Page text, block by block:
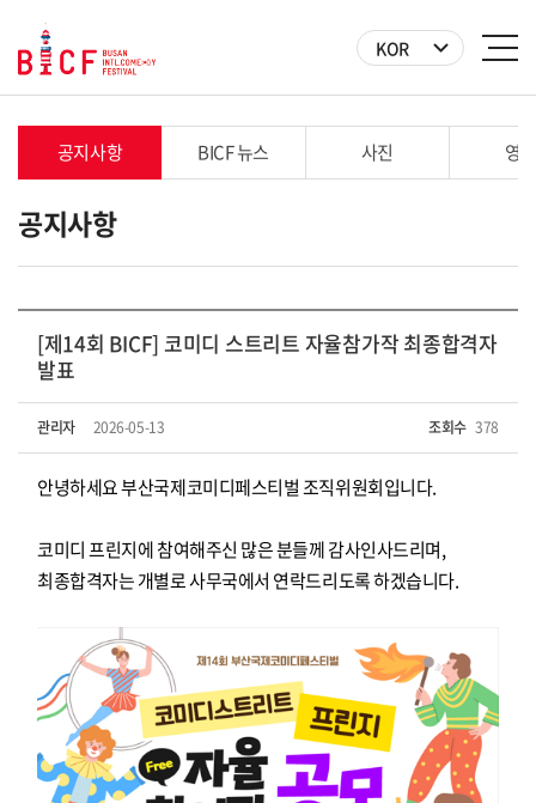
KOR
공지사항 BICF 뉴스 사진 영
공지사항
[제14회 BICF] 코미디 스트리트 자율참가작 최종합격자
발표
관리자 2026-05-13 조회수 378
안녕하세요 부산국제코미디페스티벌 조직위원회입니다.
코미디 프린지에 참여해주신 많은 분들께 감사인사드리며,
최종합격자는 개별로 사무국에서 연락드리도록 하겠습니다.